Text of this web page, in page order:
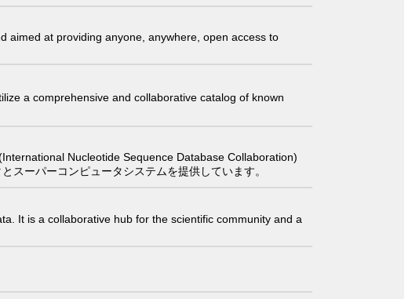
aimed at providing anyone, anywhere, open access to
a comprehensive and collaborative catalog of known
Nucleotide Sequence Database Collaboration)
スーパーコンピュータシステムを提供しています。
It is a collaborative hub for the scientific community and a